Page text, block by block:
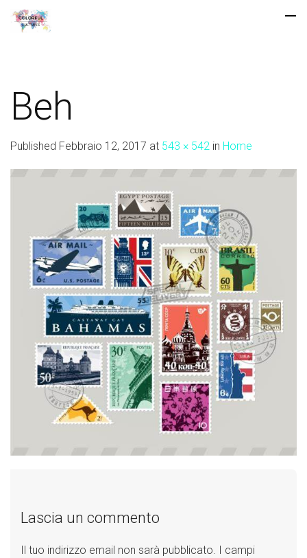
Beh
Published Febbraio 12, 2017 at 543 × 542 in Home
Lascia un commento
Il tuo indirizzo email non sarà pubblicato.
I campi